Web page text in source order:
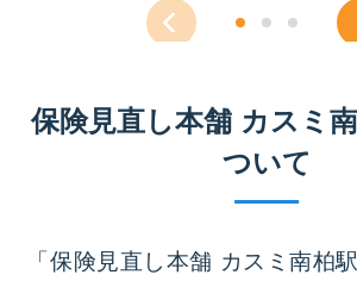
保険見直し本舗 カスミ
ついて
「保険見直し本舗 カスミ南柏